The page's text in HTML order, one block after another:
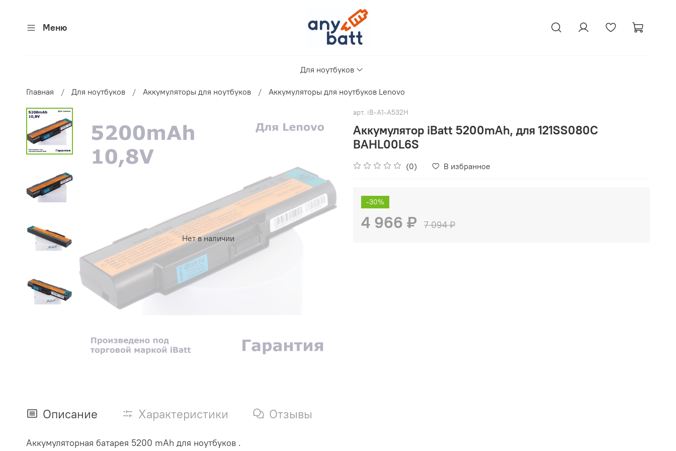
Меню
Для ноутбуков
Главная Для ноутбуков Аккумуляторы для ноутбуков Аккумуляторы для ноутбуков Lenovo
Нет в наличии
арт. iB-A1-A532H
Аккумулятор iBatt 5200mAh, для 121SS080C
BAHL00L6S
(0) В избранное
-30%
4 966 ₽ 7 094 ₽
Описание Характеристики Отзывы
Аккумуляторная батарея 5200 mAh для ноутбуков .